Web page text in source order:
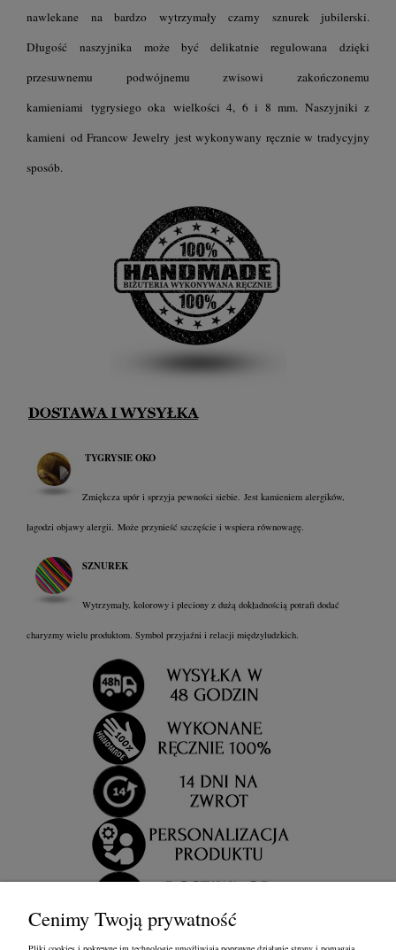
nawlekane na bardzo wytrzymały czarny sznurek jubilerski.
Długość
naszyjnika może być delikatnie regulowana dzięki
przesuwnemu podwójnemu zwisowi zakończonemu
kamieniami tygrysiego oka wielkości 4, 6 i 8 mm. Naszyjniki z
kamieni od Francow Jewelry jest wykonywany ręcznie w tradycyjny
sposób.
TYGRYSIE OKO
Zmiękcza upór i sprzyja pewności siebie. Jest kamieniem alergików,
łagodzi objawy alergii. Może przynieść szczęście i wspiera równowagę.
SZNUREK
Wytrzymały, kolorowy i pleciony z dużą dokładnością potrafi dodać
charyzmy wielu produktom. Symbol przyjaźni i relacji międzyludzkich.
Cenimy Twoją prywatność